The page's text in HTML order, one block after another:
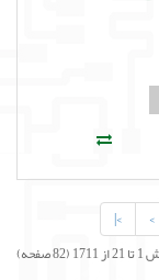
>
>|
صفحه)